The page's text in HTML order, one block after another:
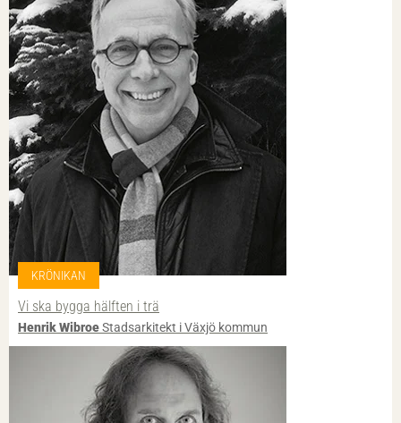
KRÖNIKAN
Vi ska bygga hälften i trä
Henrik WibroeStadsarkitekt i Växjö kommun